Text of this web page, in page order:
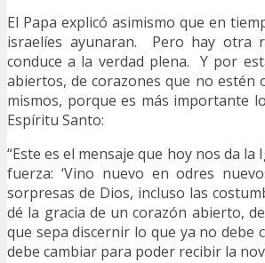
El Papa explicó asimismo que en
israelíes ayunaran. Pero hay otra
conduce a la verdad plena. Y por
abiertos, de corazones que no estén
mismos, porque es más importante
Espíritu Santo:
“Este es el mensaje que hoy nos da
fuerza: ‘Vino nuevo en odres
sorpresas de Dios, incluso las
dé la gracia de un corazón abierto,
que sepa discernir lo que ya no debe
debe cambiar para poder recibir la